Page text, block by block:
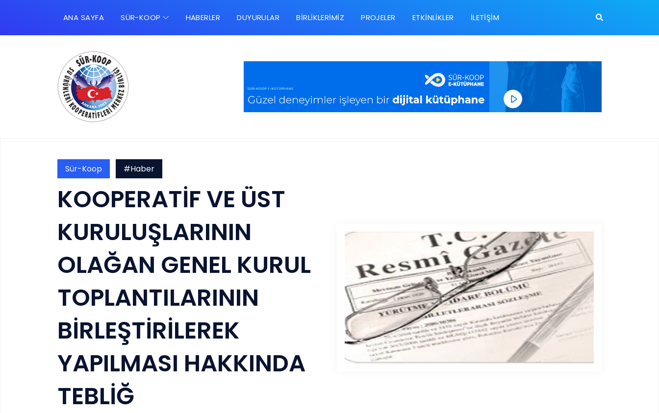
ANA SAYFA SÜR-KOOP HABERLER DUYURULAR BIRLIKLERIMIZ PROJELER ETKINLIKLER İLETIŞIM
Sür-Koop #Haber
KOOPERATİF VE ÜST
KURULUŞLARININ
OLAĞAN GENEL KURUL
TOPLANTILARININ
BİRLEŞTİRİLEREK
YAPILMASI HAKKINDA
TEBLİĞ